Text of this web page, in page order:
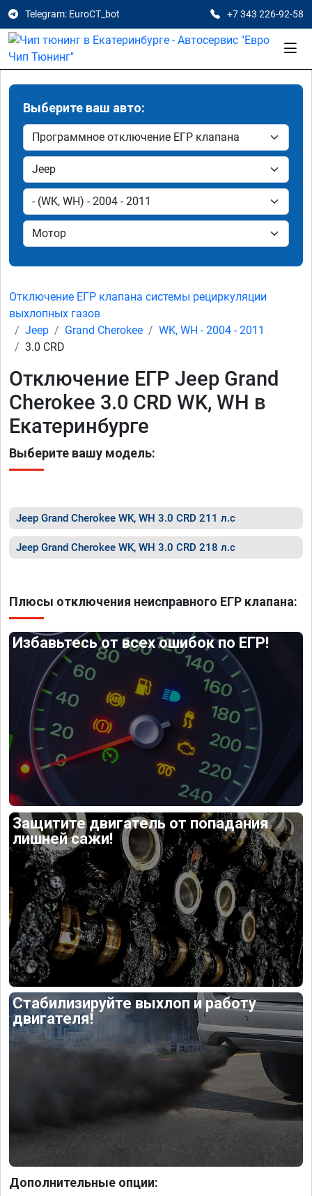
Telegram: EuroCT_bot +7 343 226-92-58
Выберите ваш авто:
Отключение ЕГР клапана системы рециркуляции
выхлопных газов
Jeep
Grand Cherokee
WK, WH - 2004 - 2011
3.0 CRD
Отключение ЕГР Jeep Grand
Cherokee 3.0 CRD WK, WH в
Екатеринбурге
Выберите вашу модель:
Jeep Grand Cherokee WK, WH 3.0 CRD 211 л.с
Jeep Grand Cherokee WK, WH 3.0 CRD 218 л.с
Плюсы отключения неисправного ЕГР клапана:
Избавьтесь от всех ошибок по ЕГР!
Защитите двигатель от попадания
лишней сажи!
Стабилизируйте выхлоп и работу
двигателя!
Дополнительные опции: